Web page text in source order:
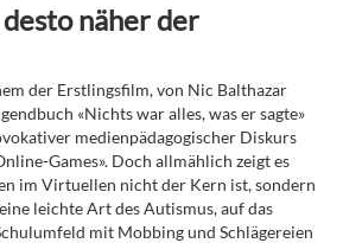
näher der
der Erstlingsfilm, von Nic Balthazar
«Nichts war alles, was er sagte»
medienpädagogischer Diskurs
Games». Doch allmählich zeigt es
im Virtuellen nicht der Kern ist, sondern
leichte Art des Autismus, auf das
mit Mobbing und Schlägereien